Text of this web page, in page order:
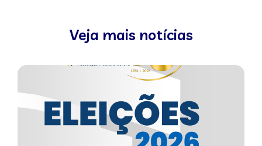
Veja mais notícias